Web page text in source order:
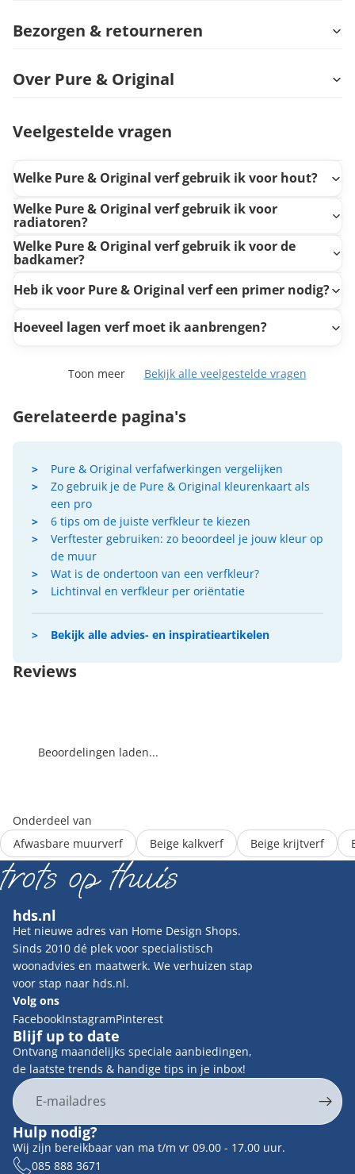
Bezorgen & retourneren
Over Pure & Original
Veelgestelde vragen
Welke Pure & Original verf gebruik ik voor hout?
Welke Pure & Original verf gebruik ik voor
radiatoren?
Welke Pure & Original verf gebruik ik voor de
badkamer?
Heb ik voor Pure & Original verf een primer nodig?
Hoeveel lagen verf moet ik aanbrengen?
Toon meer Bekijk alle veelgestelde vragen
Gerelateerde pagina's
Pure & Original verfafwerkingen vergelijken
Zo gebruik je de Pure & Original kleurenkaart als
een pro
6 tips om de juiste verfkleur te kiezen
Verftester gebruiken: zo beoordeel je jouw kleur op
de muur
Wat is de ondertoon van een verfkleur?
Lichtinval en verfkleur per oriëntatie
Bekijk alle advies- en inspiratieartikelen
Reviews
Beoordelingen laden...
Onderdeel van
Afwasbare muurverf
Beige kalkverf Beige krijtverf
hds.nl
Het nieuwe adres van Home Design Shops.
Sinds 2010 dé plek voor specialistisch
woonadvies en maatwerk. We verhuizen stap
voor stap naar hds.nl.
Volg ons
FacebookInstagramPinterest
Blijf up to date
Ontvang maandelijks speciale aanbiedingen,
de laatste trends & handige tips in je inbox!
E-mail
Hulp nodig?
Wij zijn bereikbaar van ma t/m vr 09.00 - 17.00 uur.
085 888 3671
Contactgegevens
Terugbetalingsbeleid